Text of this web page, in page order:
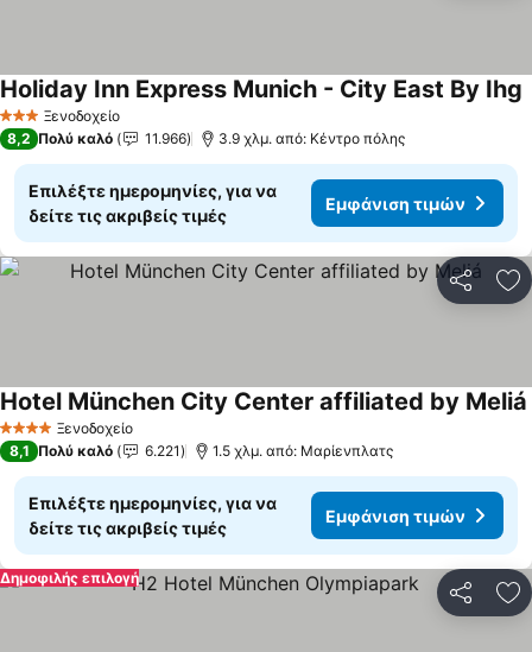
3 ΑστέριαΞενοδοχείο
Holiday Inn Express Munich - City East By Ihg
8,2 Πολύ καλό 11.966 3.9 χλμ. από: Κέντρο πόλης
Επιλέξτε ημερομηνίες, για να
δείτε τις ακριβείς τιμές
Εμφάνιση τιμών
4 ΑστέριαΞενοδοχείο
Hotel München City Center affiliated by Meliá
8,1 Πολύ καλό 6.221 1.5 χλμ. από: Μαρίενπλατς
Επιλέξτε ημερομηνίες, για να
δείτε τις ακριβείς τιμές
Εμφάνιση τιμών
Δημοφιλής επιλογή